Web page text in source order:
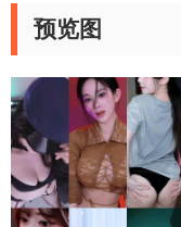
预览图